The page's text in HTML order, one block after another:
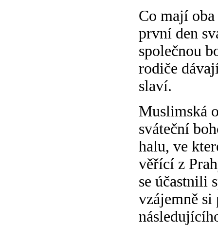
Co mají
první den
společnou
rodiče
slaví.
Muslimská
sváteční
halu, ve
věřící z
se účastnili
vzájemně si